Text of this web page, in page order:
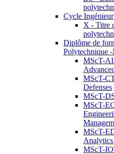
Cycle Ingénieur
X - Titre
Diplôme de
Polytechnique
MScT-
MScT-
Defenses
MScT-
MScT-
MScT-
Analytics
MScT-